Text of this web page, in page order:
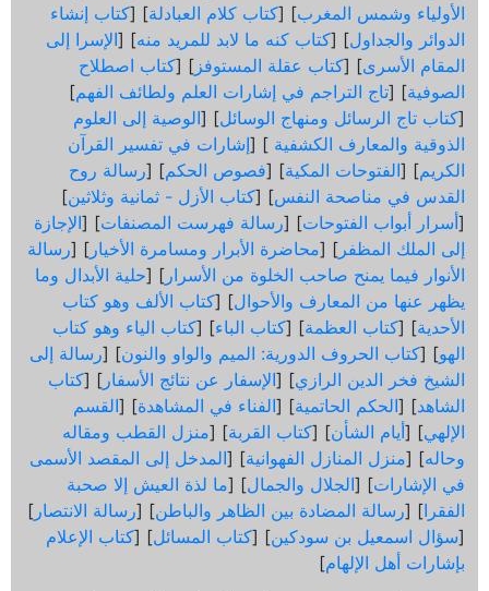
الأولياء وشمس المغرب] [كتاب كلام العبادلة] [كتاب إنشاء
الدوائر والجداول] [كتاب كنه ما لابد للمريد منه] [الإسرا إلى
المقام الأسرى] [كتاب عقلة المستوفز ] [كتاب اصطلاح
الصوفية] [تاج التراجم في إشارات العلم ولطائف الفهم]
[كتاب تاج الرسائل ومنهاج الوسائل] [الوصية إلى العلوم
الذوقية والمعارف الكشفية ] [إشارات في تفسير القرآن
الكريم] [الفتوحات المكية] [فصوص الحكم] [رسالة روح
القدس في مناصحة النفس] [كتاب الأزل - ثمانية وثلاثين]
[أسرار أبواب الفتوحات] [رسالة فهرست المصنفات] [الإجازة
إلى الملك المظفر ] [محاضرة الأبرار ومسامرة الأخيار ] [رسالة
الأنوار فيما يمنح صاحب الخلوة من الأسرار ] [حلية الأبدال وما
يظهر عنها من المعارف والأحوال] [كتاب الألف وهو كتاب
الأحدية] [كتاب العظمة] [كتاب الباء] [كتاب الياء وهو كتاب
الهو] [كتاب الحروف الدورية: الميم والواو والنون] [رسالة إلى
الشيخ فخر الدين الرازي] [الإسفار عن نتائج الأسفار ] [كتاب
الشاهد] [الحكم الحاتمية] [الفناء في المشاهدة] [القسم
الإلهي] [أيام الشأن] [كتاب القربة] [منزل القطب ومقاله
وحاله] [منزل المنازل الفهوانية] [المدخل إلى المقصد الأسمى
في الإشارات] [الجلال والجمال] [ما لذة العيش إلا صحبة
الفقرا] [رسالة المضادة بين الظاهر والباطن] [رسالة الانتصار ]
[سؤال اسمعيل بن سودكين] [كتاب المسائل] [كتاب الإعلام
بإشارات أهل الإلهام]